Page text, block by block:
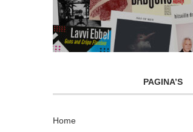
PAGINA’S
Home